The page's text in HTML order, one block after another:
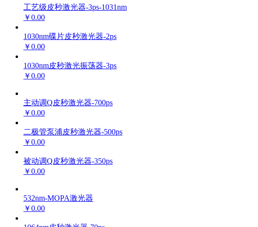
工艺级皮秒激光器-3ps-1031nm
￥0.00
1030nm碟片皮秒激光器-2ps
￥0.00
1030nm皮秒激光振荡器-3ps
￥0.00
主动调Q皮秒激光器-700ps
￥0.00
二极管泵浦皮秒激光器-500ps
￥0.00
被动调Q皮秒激光器-350ps
￥0.00
532nm-MOPA激光器
￥0.00